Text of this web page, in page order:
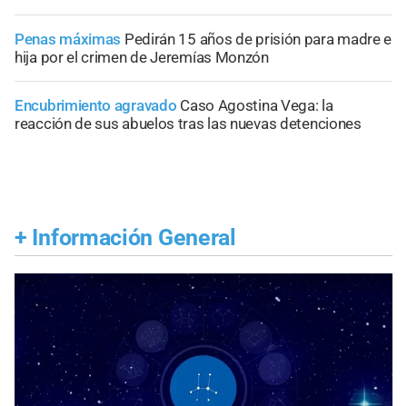
Penas máximas Pedirán 15 años de prisión para madre e
hija por el crimen de Jeremías Monzón
Encubrimiento agravado Caso Agostina Vega: la
reacción de sus abuelos tras las nuevas detenciones
+ Información General